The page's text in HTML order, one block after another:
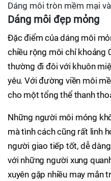
Dáng môi tròn mềm mại
Dáng môi đẹp mỏng
Đặc điểm của dáng môi
chiều rộng môi chỉ khoảng
thường đi đôi với khuôn
yêu. Với đường viền môi
cho một tổng thể thanh
Những người môi mỏng
mà tình cách cũng rất linh
người giao tiếp tốt, dễ
với những người xung
xuyên gặp nhiều may mắn